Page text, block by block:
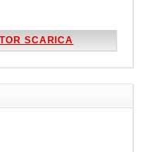
SCARICA